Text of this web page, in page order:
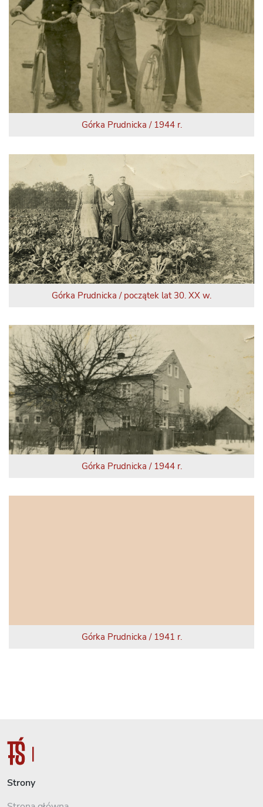
Górka Prudnicka / 1944 r.
Górka Prudnicka / początek lat 30. XX w.
Górka Prudnicka / 1944 r.
Górka Prudnicka / 1941 r.
Strony